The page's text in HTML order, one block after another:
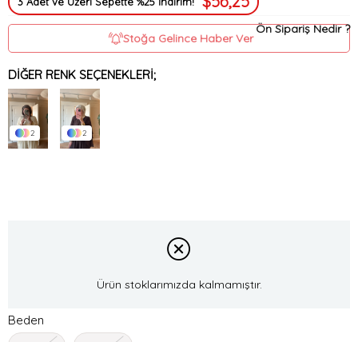
Ön Sipariş Nedir ?
Stoğa Gelince Haber Ver
DIĞER RENK SEÇENEKLERI;
2 2
Ürün stoklarımızda kalmamıştır.
Beden